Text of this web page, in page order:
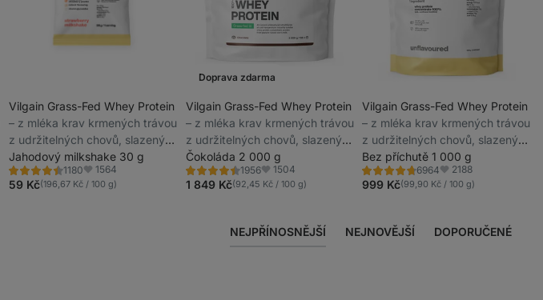
Vilgain Grass-Fed Whey Protein
⁠–⁠ z mléka krav krmených trávou
z udržitelných chovů, slazený
stévií, ultrafiltrovaný za nízkých
teplot
Jahodový milkshake 30 g
1180
Hodnocení
4.5/5,
1180
Oblíbené
1564
59 Kč(196,67 Kč / 100 g)
Doprava zdarma
Vilgain Grass-Fed Whey Protein
⁠–⁠ z mléka krav krmených trávou
z udržitelných chovů, slazený
stévií, ultrafiltrovaný za nízkých
teplot
Čokoláda 2 000 g
1956
Hodnocení
4.4/5,
1956
Oblíbené
1504
1 849 Kč(92,45 Kč / 100 g)
Vilgain Grass-Fed Whey Protein
⁠–⁠ z mléka krav krmených trávou
z udržitelných chovů, slazený
stévií, ultrafiltrovaný za nízkých
teplot
Bez příchutě 1 000 g
6964
Hodnocení
4.6/5,
6964
Oblíbené
2188
999 Kč(99,90 Kč / 100 g)
NEJPŘÍNOSNĚJŠÍ NEJNOVĚJŠÍ DOPORUČENÉ